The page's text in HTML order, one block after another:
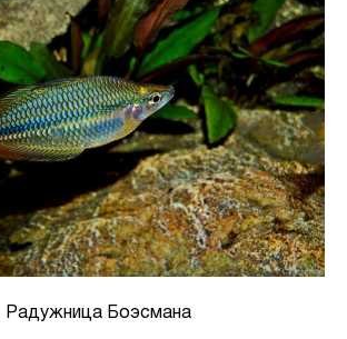
Радужница Боэсмана